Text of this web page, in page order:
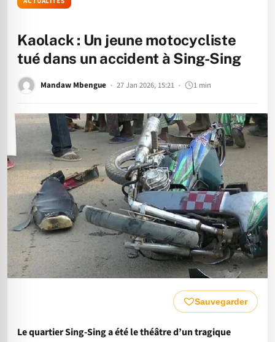
Kaolack : Un jeune motocycliste
tué dans un accident à Sing-Sing
Mandaw Mbengue 27 Jan 2026, 15:21 1 min
Sauvegarder
Le quartier Sing-Sing a été le théâtre d’un tragique